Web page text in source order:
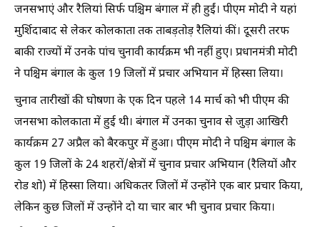
जनसभाएं और रैलियां सिर्फ पश्चिम बंगाल में ही हुईं। पीएम मोदी ने यहां
मुर्शिदाबाद से लेकर कोलकाता तक ताबड़तोड़ रैलियां कीं। दूसरी तरफ
बाकी राज्यों में उनके पांच चुनावी कार्यक्रम भी नहीं हुए। प्रधानमंत्री मोदी
ने पश्चिम बंगाल के कुल 19 जिलों में प्रचार अभियान में हिस्सा लिया।
चुनाव तारीखों की घोषणा के एक दिन पहले 14 मार्च को भी पीएम की
जनसभा कोलकाता में हुई थी। बंगाल में उनका चुनाव से जुड़ा आखिरी
कार्यक्रम 27 अप्रैल को बैरकपुर में हुआ। पीएम मोदी ने पश्चिम बंगाल के
कुल 19 जिलों के 24 शहरों/क्षेत्रों में चुनाव प्रचार अभियान (रैलियों और
रोड शो) में हिस्सा लिया। अधिकतर जिलों में उन्होंने एक बार प्रचार किया,
लेकिन कुछ जिलों में उन्होंने दो या चार बार भी चुनाव प्रचार किया।